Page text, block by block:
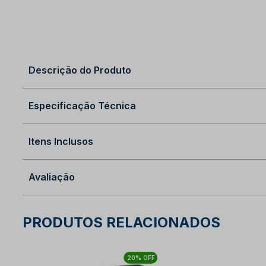
Descrição do Produto
Especificação Técnica
Itens Inclusos
Avaliação
PRODUTOS RELACIONADOS
20% OFF